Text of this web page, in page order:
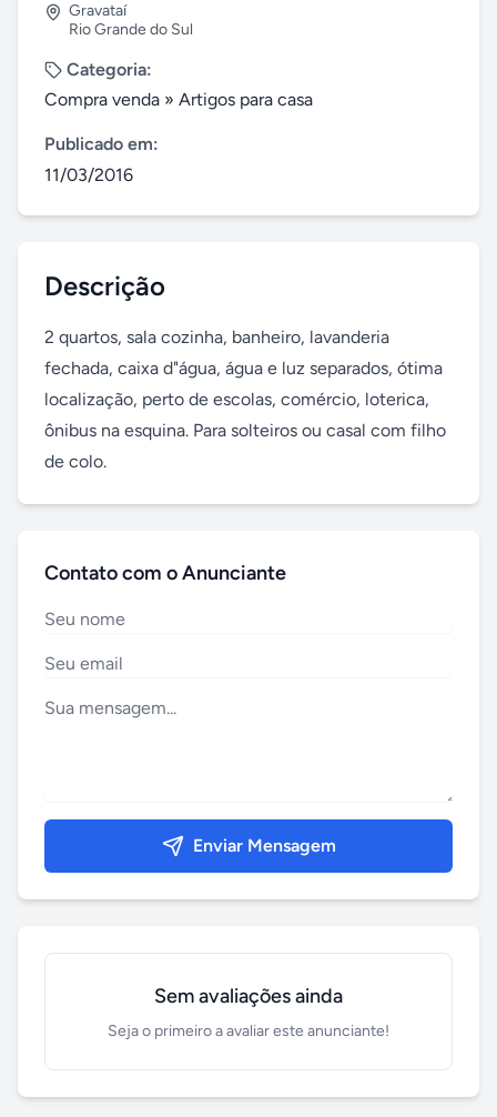
Gravataí
Rio Grande do Sul
Categoria:
Compra venda » Artigos para casa
Publicado em:
11/03/2016
Descrição
2 quartos, sala cozinha, banheiro, lavanderia
fechada, caixa d"água, água e luz separados, ótima
localização, perto de escolas, comércio, loterica,
ônibus na esquina. Para solteiros ou casal com filho
de colo.
Contato com o Anunciante
Enviar Mensagem
Sem avaliações ainda
Seja o primeiro a avaliar este anunciante!